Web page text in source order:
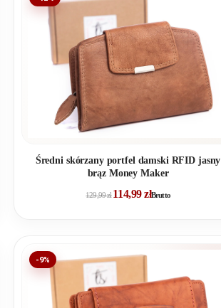
Średni skórzany portfel damski RFID jasny
brąz Money Maker
129,99zł 114,99złBrutto
-9%